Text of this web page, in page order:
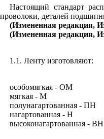
Настоящий стандарт
проволоки, деталей
(Измененная редакция,
(Измененная редакция,
1.1. Ленту изготовляют:
особомягкая- ОМ
мягкая - М
полунагартованная- ПН
нагартованная- Н
высоконагартованная- ВН